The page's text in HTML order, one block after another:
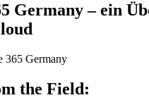
Germany – ein
the Field: